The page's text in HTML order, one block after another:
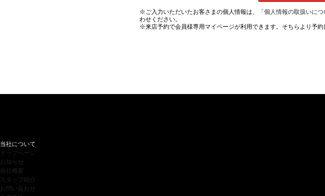
※ご入力いただいたお客さまの個人情報は、 「個人情報の取扱いにつ
わせください。
※来店予約で会員様専用マイページが利用できます。そちらより予約
当社について
トップページ
お知らせ
会社概要
スタッフ紹介
お問い合わせ